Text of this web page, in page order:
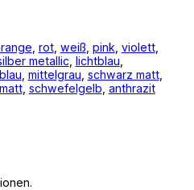
rot, weiß pink violett,
metallic, lichtblau
mittelgrau schwarz matt,
, schwefelgelb anthrazit